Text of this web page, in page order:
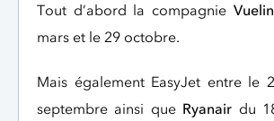
Tout d’abord la compagnie
mars et le 29 octobre.
Mais également EasyJet entre le
septembre ainsi que Ryanair du